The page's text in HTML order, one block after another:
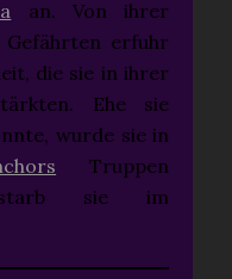
an. Von ihrer
erfuhr
die sie in ihrer
Ehe sie
wurde sie in
Truppen
sie im